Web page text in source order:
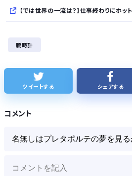
【では世界の一流は？】仕事終わりにホットミル
３年間で２億６５００万円… 福岡県議会
Powered by livedoor 相互RSS
腕時計
ツイートする シェアする
コメント